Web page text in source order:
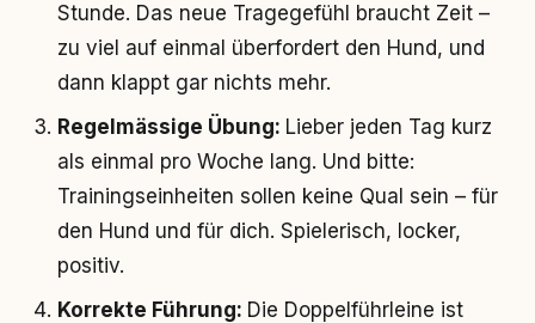
Stunde. Das neue Tragegefühl braucht Zeit –
zu viel auf einmal überfordert den Hund, und
dann klappt gar nichts mehr.
Regelmässige Übung: Lieber jeden Tag kurz
als einmal pro Woche lang. Und bitte:
Trainingseinheiten sollen keine Qual sein – für
den Hund und für dich. Spielerisch, locker,
positiv.
Korrekte Führung: Die Doppelführleine ist